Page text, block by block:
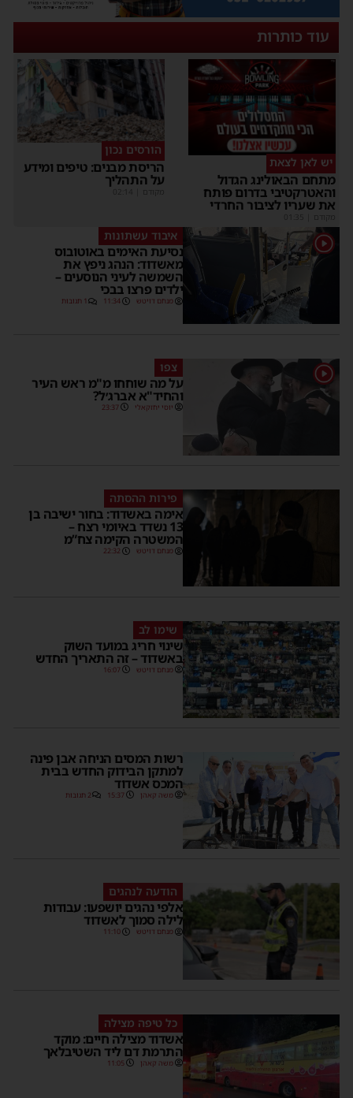
עוד כותרות
יש לאן לצאת
מתחם הבאולינג הגדול
והאטרקטיבי בדרום פותח
את שעריו לציבור החרדי
מקודם
הורסים נכון
הריסת מבנים: טיפים ומידע
על התהליך
מקודם
1 איבוד עשתונות
נסיעת האימים באוטובוס
מאשדוד: הנהג ניפץ את
השמשה לעיני הנוסעים –
ילדים פרצו בבכי
מנחם דויטש 11:34 1 תגובות
1 צפו
על מה שוחחו מ"מ ראש העיר
והחיד"א אברג׳ל?
יוסי יחזקאלי 23:37
פירות ההסתה
אימה באשדוד: בחור ישיבה בן
13 נשדד באיומי רצח –
המשטרה הקימה צח”מ
מנחם דויטש 22:32
שימו לב
שינוי חריג במועד השוק
באשדוד – זה התאריך החדש
מנחם דויטש 16:07
רשות המסים הניחה אבן פינה
למתקן הבידוק החדש בבית
המכס אשדוד
משה קאהן 15:37 2 תגובות
הודעה לנהגים
אלפי נהגים יושפעו: עבודות
לילה סמוך לאשדוד
מנחם דויטש 11:10
כל טיפה מצילה
אשדוד מצילה חיים: מוקד
התרמת דם ליד השטיבלאך
משה קאהן 11:05